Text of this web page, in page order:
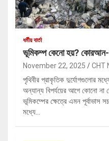
ধর্মীয় বার্তা
ভূমিকম্প কেনো হয়? কোরআন-
November 22, 2025 CHT
পৃথিবীর প্রাকৃতিক দুর্যোগগুলোর
অন্যান্য বিপর্যয়ের আগে কোনো না
ভূমিকম্পের ক্ষেত্রে এমন পূর্বাভাস
মধ্যে…